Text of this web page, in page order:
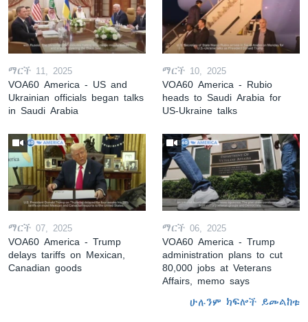
ማርች 11, 2025
VOA60 America - US and
Ukrainian officials began talks
in Saudi Arabia
ማርች 10, 2025
VOA60 America - Rubio
heads to Saudi Arabia for
US-Ukraine talks
ማርች 07, 2025
VOA60 America - Trump
delays tariffs on Mexican,
Canadian goods
ማርች 06, 2025
VOA60 America - Trump
administration plans to cut
80,000 jobs at Veterans
Affairs, memo says
ሁሉንም ክፍሎች ይመልከቱ